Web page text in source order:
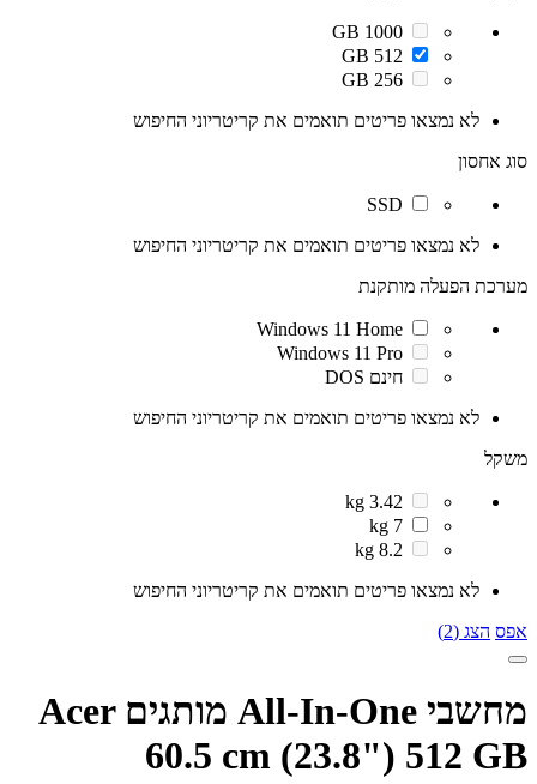
1000 GB
512 GB
256 GB
לא נמצאו פריטים תואמים את קריטריוני החיפוש
סוג אחסון
SSD
לא נמצאו פריטים תואמים את קריטריוני החיפוש
מערכת הפעלה מותקנת
Windows 11 Home
Windows 11 Pro
חינם DOS
לא נמצאו פריטים תואמים את קריטריוני החיפוש
משקל
3.42 kg
7 kg
8.2 kg
לא נמצאו פריטים תואמים את קריטריוני החיפוש
אפס הצג (2)
מחשבי All-In-One מותגים Acer
60.5 cm (23.8") 512 GB